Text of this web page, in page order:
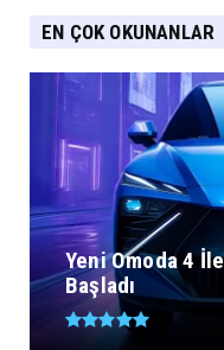
EN ÇOK OKUNANLAR
Yeni Omoda 4
Başladı